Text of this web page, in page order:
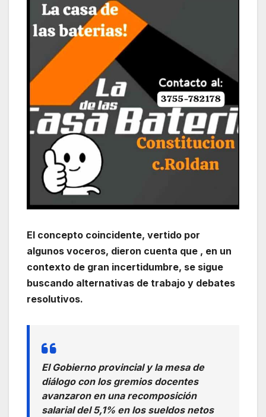
El concepto coincidente, vertido por
algunos voceros, dieron cuenta que , en un
contexto de gran incertidumbre, se sigue
buscando alternativas de trabajo y debates
resolutivos.
El Gobierno provincial y la mesa de
diálogo con los gremios docentes
avanzaron en una recomposición
salarial del 5,1% en los sueldos netos